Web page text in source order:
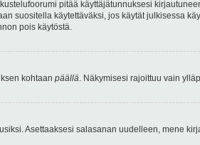
pitää käyttäjätunnuksesi
suositella käytettäväksi, jos käytät julkisessa
pois käytöstä.
kohtaan päällä. Näkymisesi rajoittuu vain
Asettaaksesi salasanan uudelleen, mene